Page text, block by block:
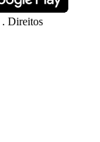
. Direitos